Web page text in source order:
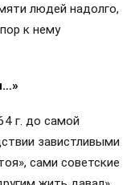
людей надолго,
к нему
г. до самой
завистливыми
сами советские